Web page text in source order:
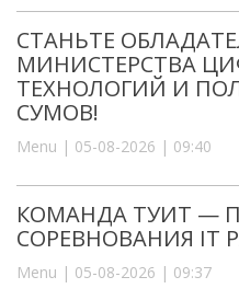
СТАНЬТЕ
МИНИСТЕРСТВА
ТЕХНОЛОГИЙ И
СУМОВ!
Menu | 05-08-2026 | 09:40
КОМАНДА ТУИТ —
СОРЕВНОВАНИЯ IT
Menu | 05-08-2026 | 09:37